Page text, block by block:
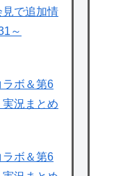
見で追加情
～
ラボ＆第6
況まとめ
ラボ＆第6